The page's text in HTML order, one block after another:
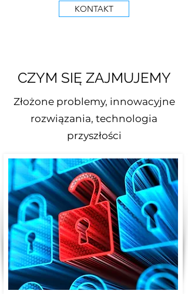
KONTAKT
CZYM SIĘ ZAJMUJEMY
Złożone problemy, innowacyjne
rozwiązania, technologia
przyszłości